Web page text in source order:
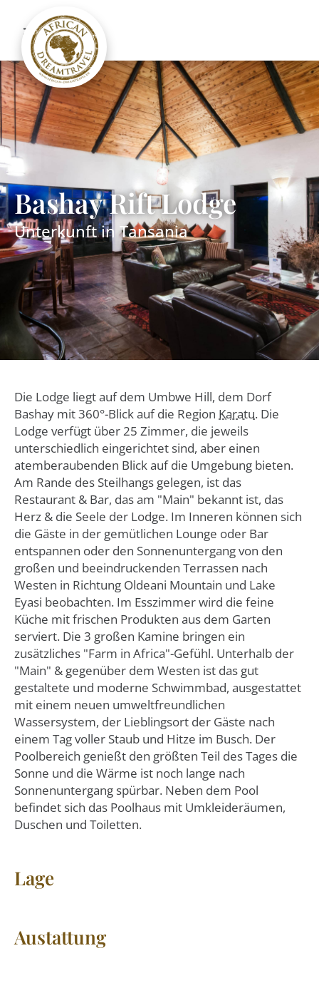
Bashay Rift Lodge
Unterkunft inTansania
Die Lodge liegt auf dem Umbwe Hill, dem Dorf
Bashay mit 360°-Blick auf die Region Karatu. Die
Lodge verfügt über 25 Zimmer, die jeweils
unterschiedlich eingerichtet sind, aber einen
atemberaubenden Blick auf die Umgebung bieten.
Am Rande des Steilhangs gelegen, ist das
Restaurant & Bar, das am "Main" bekannt ist, das
Herz & die Seele der Lodge. Im Inneren können sich
die Gäste in der gemütlichen Lounge oder Bar
entspannen oder den Sonnenuntergang von den
großen und beeindruckenden Terrassen nach
Westen in Richtung Oldeani Mountain und Lake
Eyasi beobachten. Im Esszimmer wird die feine
Küche mit frischen Produkten aus dem Garten
serviert. Die 3 großen Kamine bringen ein
zusätzliches "Farm in Africa"-Gefühl. Unterhalb der
"Main" & gegenüber dem Westen ist das gut
gestaltete und moderne Schwimmbad, ausgestattet
mit einem neuen umweltfreundlichen
Wassersystem, der Lieblingsort der Gäste nach
einem Tag voller Staub und Hitze im Busch. Der
Poolbereich genießt den größten Teil des Tages die
Sonne und die Wärme ist noch lange nach
Sonnenuntergang spürbar. Neben dem Pool
befindet sich das Poolhaus mit Umkleideräumen,
Duschen und Toiletten.
Lage
Austattung